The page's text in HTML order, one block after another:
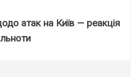
атак на Київ — реакція